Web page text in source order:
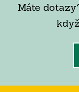
Máte